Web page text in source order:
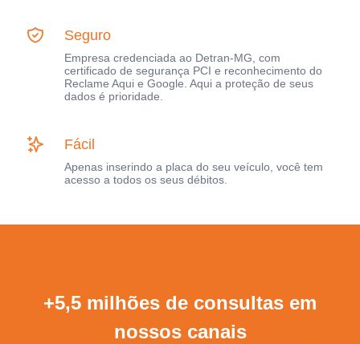
Seguro
Empresa credenciada ao Detran-MG, com
certificado de segurança PCI e reconhecimento do
Reclame Aqui e Google. Aqui a proteção de seus
dados é prioridade.
Fácil
Apenas inserindo a placa do seu veículo, você tem
acesso a todos os seus débitos.
+5,5 milhões de consultas em
nossos canais